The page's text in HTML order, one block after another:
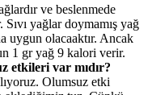
ve beslenmede
Sıvı yağlar doymamış yağ
uygun olacaaktır. Ancak
1 gr yağ 9 kalori verir.
etkileri var mıdır?
Olumsuz etki